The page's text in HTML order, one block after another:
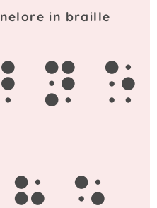
in braille
n e